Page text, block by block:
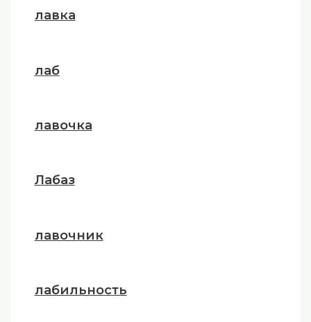
лавка
лаб
лавочка
Лабаз
лавочник
лабильность